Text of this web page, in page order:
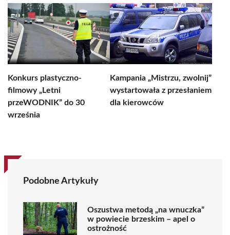
Konkurs plastyczno-
filmowy „Letni
przeWODNIK” do 30
września
Kampania „Mistrzu, zwolnij”
wystartowała z przesłaniem
dla kierowców
Podobne Artykuły
Oszustwa metodą „na wnuczka”
w powiecie brzeskim – apel o
ostrożność